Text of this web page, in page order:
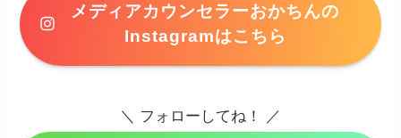
メディアカウンセラーおかちんの
Instagramはこちら
＼ フォローしてね！ ／